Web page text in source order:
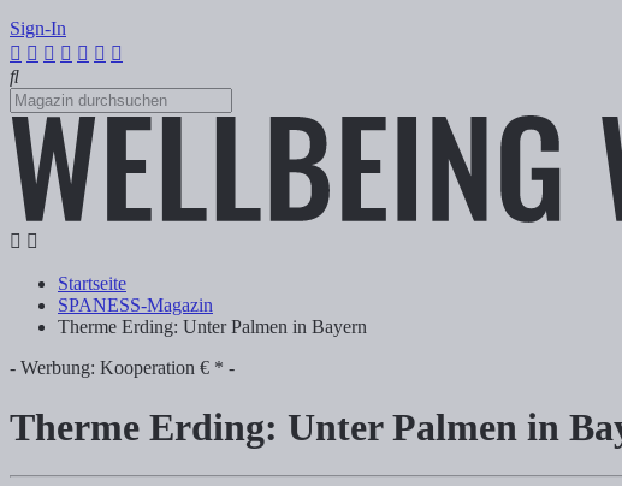
Sign-In
Startseite
SPANESS-Magazin
Therme Erding: Unter Palmen in Bayern
- Werbung: Kooperation € * -
Therme Erding: Unter Palmen in